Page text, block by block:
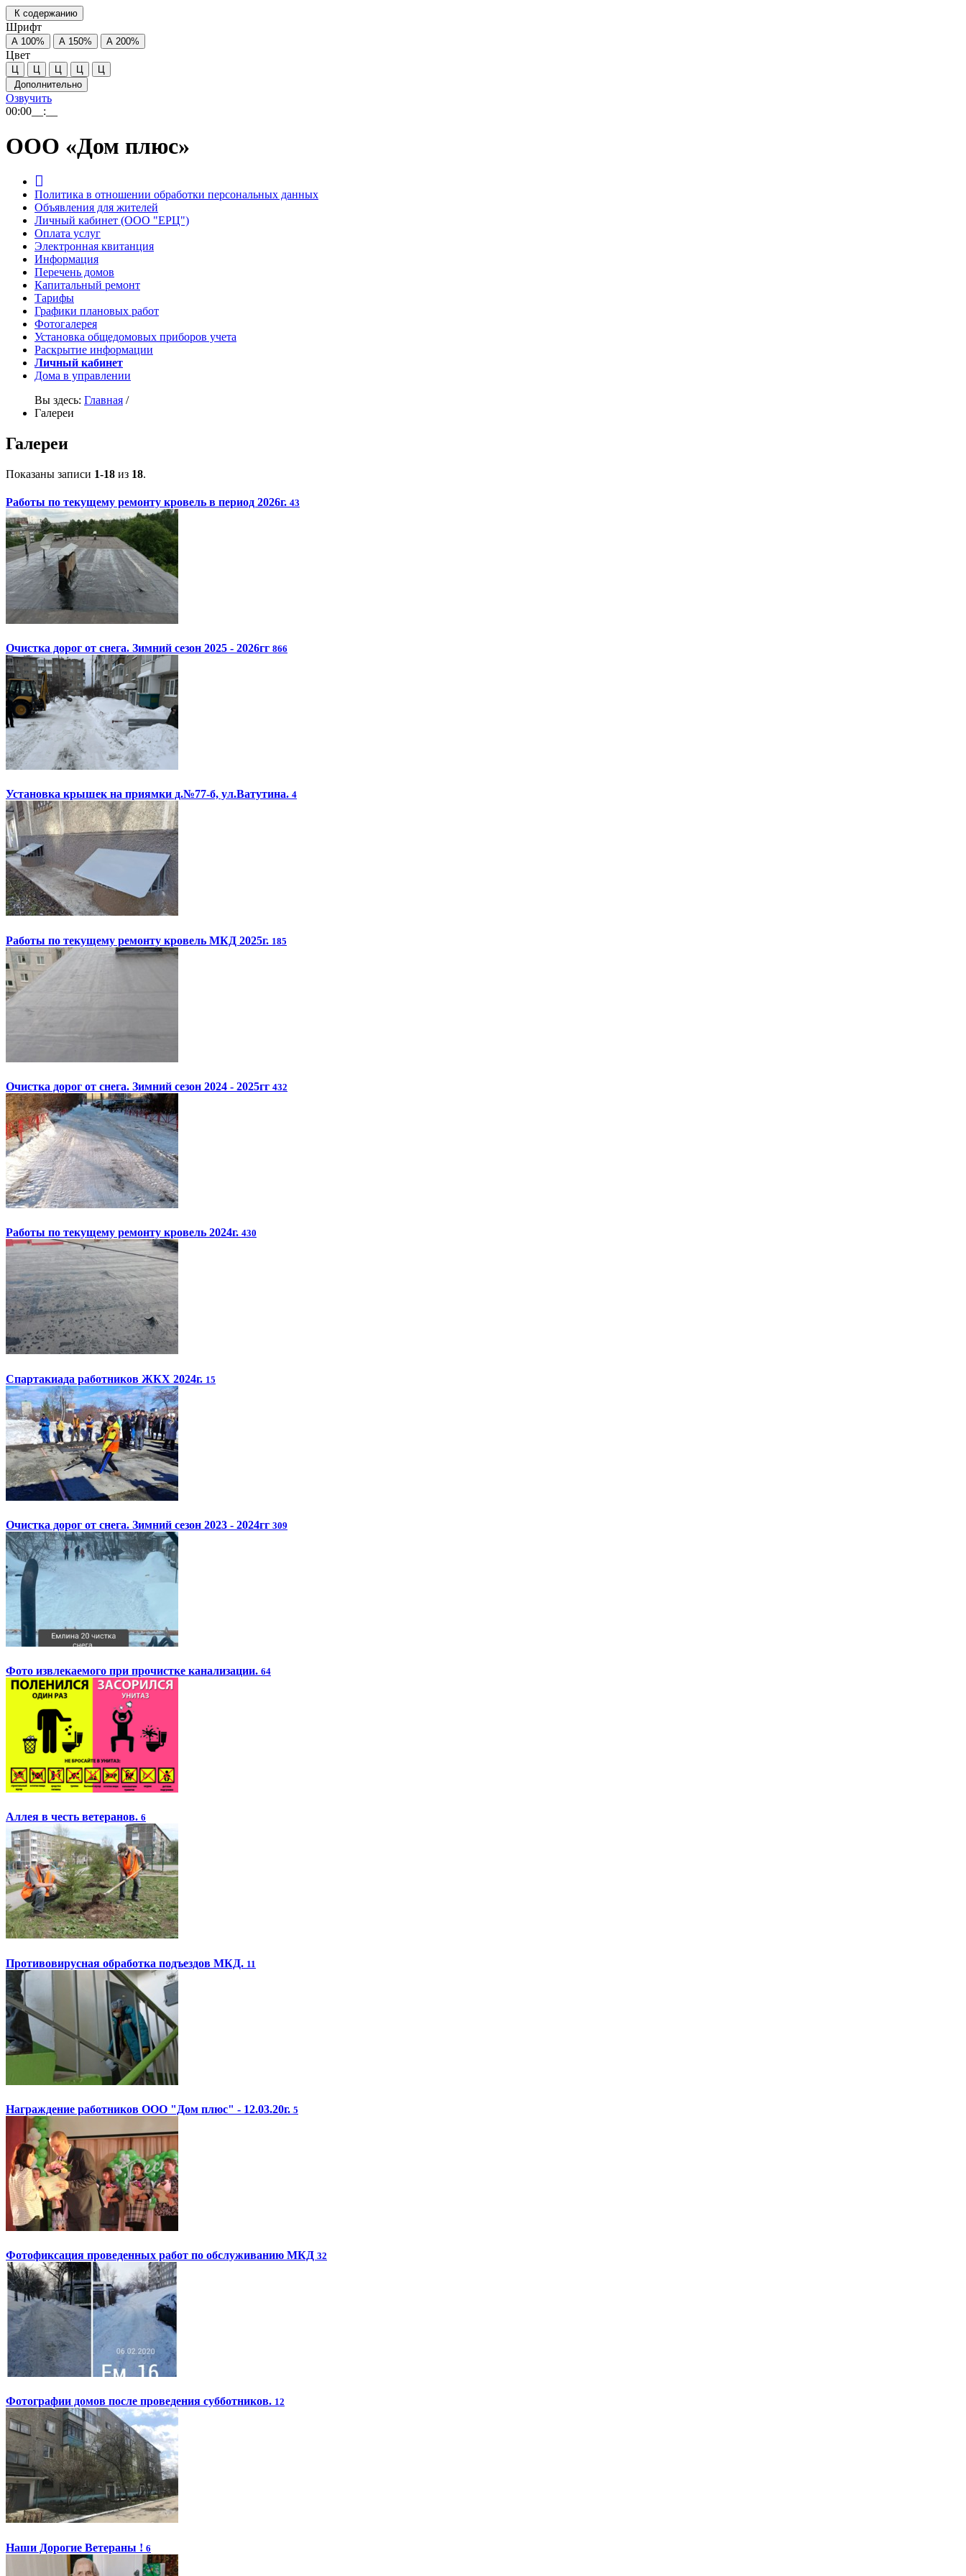
К содержанию
Шрифт
А 100% А 150% А 200%
Цвет
Ц Ц Ц Ц
Ц
Дополнительно
Озвучить
00:00 __:__
ООО «Дом плюс»
Политика в отношении обработки персональных данных
Объявления для жителей
Личный кабинет (ООО "ЕРЦ")
Оплата услуг
Электронная квитанция
Информация
Перечень домов
Капитальный ремонт
Тарифы
Графики плановых работ
Фотогалерея
Установка общедомовых приборов учета
Раскрытие информации
Личный кабинет
Дома в управлении
Вы здесь: Главная /
Галереи
Галереи
Показаны записи 1-18 из 18.
Работы по текущему ремонту кровель в период 2026г. 43
Очистка дорог от снега. Зимний сезон 2025 - 2026гг 866
Установка крышек на приямки д.№77-б, ул.Ватутина. 4
Работы по текущему ремонту кровель МКД 2025г. 185
Очистка дорог от снега. Зимний сезон 2024 - 2025гг 432
Работы по текущему ремонту кровель 2024г. 430
Спартакиада работников ЖКХ 2024г. 15
Очистка дорог от снега. Зимний сезон 2023 - 2024гг 309
Фото извлекаемого при прочистке канализации. 64
Аллея в честь ветеранов. 6
Противовирусная обработка подъездов МКД. 11
Награждение работников ООО "Дом плюс" - 12.03.20г. 5
Фотофиксация проведенных работ по обслуживанию МКД 32
Фотографии домов после проведения субботников. 12
Наши Дорогие Ветераны ! 6